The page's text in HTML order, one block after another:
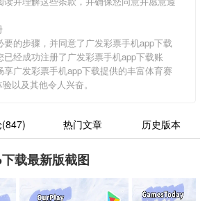
要的步骤，并同意了广发彩票手机app下载
已经成功注册了广发彩票手机app下载账
享广发彩票手机app下载提供的丰富体育赛
以及其他令人兴奋。
热门文章 历史版本
载最新版截图